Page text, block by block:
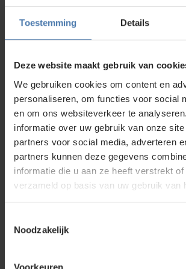
Toestemming Details
Deze website maakt gebruik van
We gebruiken cookies om content en
personaliseren, om functies voor social
en om ons websiteverkeer te
informatie over uw gebruik van onze
partners voor social media, adverteren
partners kunnen deze gegevens
informatie die u aan ze heeft verstrekt
verzameld op basis van uw gebruik van
Noodzakelijk
Type laserstraal: rood of groen
Een rode laser is vaak voldoende voor
zwakke/normale lichtomstandigheden en
vier keer beter zichtbaar dan een rode
werken bij fel verlichte ruimtes. Voor
groen of rood niet uit, je zult altijd met
moeten werken, tenzij je 's avonds in het
Bereik en zichtbaarheid
Het is belangrijk dat je kruislijnlaser op
nauwkeurig is en de lijnen goed zichtbaar
afstanden kies je bij voorkeur een model
en de mogelijkheid om met een
Nauwkeurigheid
vaak tussen de ± 0,2 en ± 0,3 mm per